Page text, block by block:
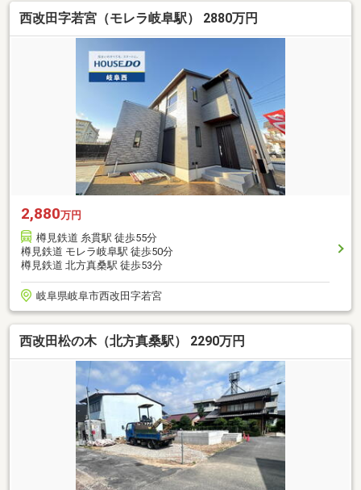
西改田字若宮（モレラ岐阜駅） 2880万円
2,880万円
樽見鉄道 糸貫駅 徒歩55分
樽見鉄道 モレラ岐阜駅 徒歩50分
樽見鉄道 北方真桑駅 徒歩53分
岐阜県岐阜市西改田字若宮
西改田松の木（北方真桑駅） 2290万円